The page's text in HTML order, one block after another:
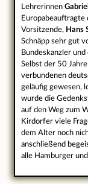
Lehrerinnen
Vorsitzende, Hans
Schnäpp sehr gut
Bundeskanzler
Selbst der 50
verbundenen
geläufig gewesen,
wurde die
auf den Weg zum
Kirdorfer viele
dem Alter noch
anschließend
alle Hamburger